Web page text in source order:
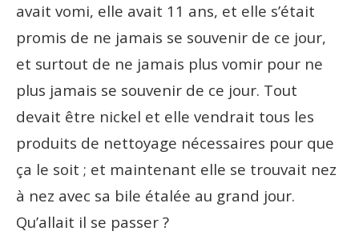
avait vomi, elle avait 11 ans, et elle s’était
promis de ne jamais se souvenir de ce jour,
et surtout de ne jamais plus vomir pour ne
plus jamais se souvenir de ce jour. Tout
devait être nickel et elle vendrait tous les
produits de nettoyage nécessaires pour que
ça le soit ; et maintenant elle se trouvait nez
à nez avec sa bile étalée au grand jour.
Qu’allait il se passer ?